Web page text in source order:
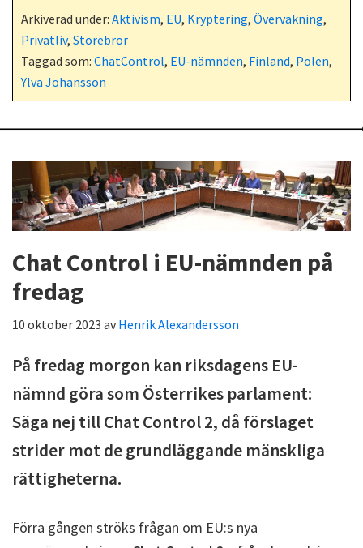
Arkiverad under: Aktivism, EU, Kryptering, Övervakning,
Privatliv, Storebror
Taggad som: ChatControl, EU-nämnden, Finland, Polen,
Ylva Johansson
Chat Control i EU-nämnden på
fredag
10 oktober 2023 avHenrik Alexandersson
På fredag morgon kan riksdagens EU-
nämnd göra som Österrikes parlament:
Säga nej till Chat Control 2, då förslaget
strider mot de grundläggande mänskliga
rättigheterna.
Förra gången ströks frågan om EU:s nya